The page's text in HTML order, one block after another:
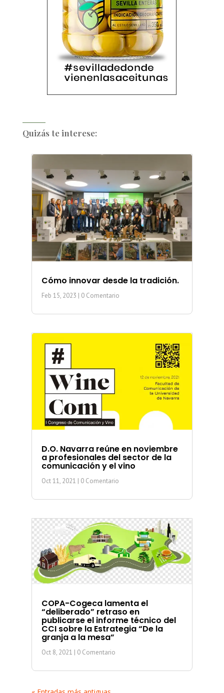
Quizás te interese:
Cómo innovar desde la tradición.
Feb 15, 2023 | 0 Comentario
D.O. Navarra reúne en noviembre
a profesionales del sector de la
comunicación y el vino
Oct 11, 2021 | 0 Comentario
COPA-Cogeca lamenta el
“deliberado” retraso en
publicarse el informe técnico del
CCI sobre la Estrategia “De la
granja a la mesa”
Oct 8, 2021 | 0 Comentario